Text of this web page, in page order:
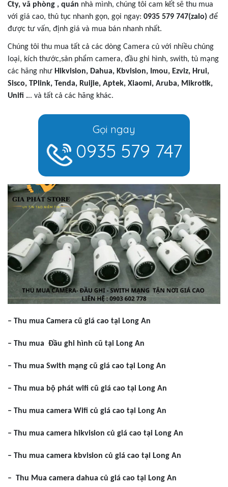
Cty, vă phòng , quán nhà mình, chúng tôi cam kết sẽ thu mua
với giá cao, thủ tục nhanh gọn, gọi ngay: 0935 579 747(zalo) để
được tư vấn, định giá và mua bán nhanh nhất.
Chúng tôi thu mua tất cả các dòng Camera củ với nhiều chủng
loại, kích thước,sản phẩm camera, đầu ghi hình, swith, tủ mạng
các hãng như Hikvision, Dahua, Kbvision, Imou, Ezviz, Hrui,
Sisco, TPlink, Tenda, Ruijie, Aptek, Xiaomi, Aruba, Mikrotik,
Unifi ... và tất cả các hãng khác.
Gọi ngay
0935 579 747
– Thu mua Camera cũ giá cao tại Long An
– Thu mua Đầu ghi hình cũ tại Long An
– Thu mua Swith mạng cũ giá cao tại Long An
– Thu mua bộ phát wifi cũ giá cao tại Long An
– Thu mua camera Wifi củ giá cao tại Long An
– Thu mua camera hikvision củ giá cao tại Long An
– Thu mua camera kbvision củ giá cao tại Long An
– Thu Mua camera dahua củ giá cao tại Long An